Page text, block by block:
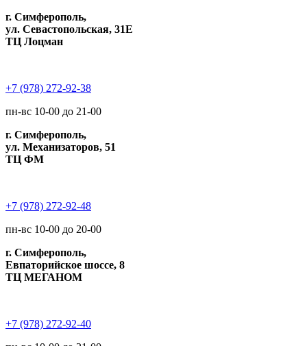
г. Симферополь,
ул. Севастопольская, 31Е
ТЦ Лоцман
+7 (978) 272-92-38
пн-вс 10-00 до 21-00
г. Симферополь,
ул. Механизаторов, 51
ТЦ ФМ
+7 (978) 272-92-48
пн-вс 10-00 до 20-00
г. Симферополь,
Евпаторийское шоссе, 8
ТЦ МЕГАНОМ
+7 (978) 272-92-40